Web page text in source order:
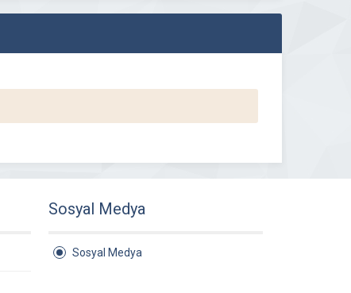
Sosyal Medya
Sosyal Medya